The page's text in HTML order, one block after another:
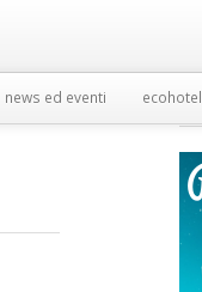
news ed eventi ecohotel